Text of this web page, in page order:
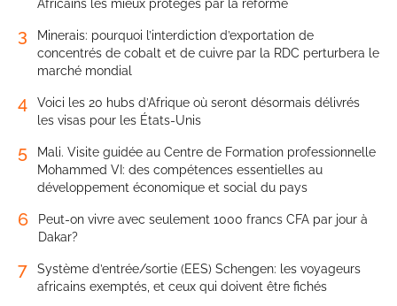
Africains les mieux protégés par la réforme
3
Minerais: pourquoi l’interdiction d’exportation de
concentrés de cobalt et de cuivre par la RDC perturbera le
marché mondial
4
Voici les 20 hubs d’Afrique où seront désormais délivrés
les visas pour les États-Unis
5
Mali. Visite guidée au Centre de Formation professionnelle
Mohammed VI: des compétences essentielles au
développement économique et social du pays
6
Peut-on vivre avec seulement 1000 francs CFA par jour à
Dakar?
7
Système d’entrée/sortie (EES) Schengen: les voyageurs
africains exemptés, et ceux qui doivent être fichés